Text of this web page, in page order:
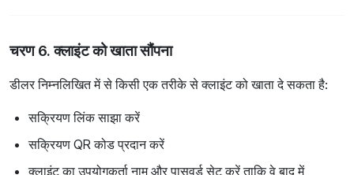
चरण 6.क्लाइंट को खाता सौंपना
डीलर निम्नलिखित में से किसी एक तरीके से क्लाइंट को खाता दे सकता है:
सक्रियण लिंक साझा करें
सक्रियण QR कोड प्रदान करें
क्लाइंट का उपयोगकर्ता नाम और पासवर्ड सेट करें ताकि वे बाद में